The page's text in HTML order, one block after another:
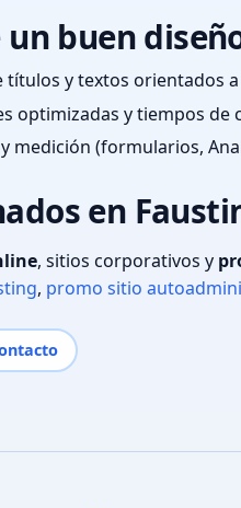
buen
y textos orientados
optimizadas y tiempos de
medición (formularios,
en
, sitios corporativos y
, promo sitio